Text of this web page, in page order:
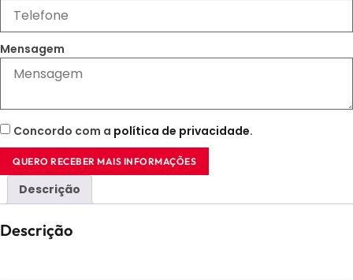
Mensagem
Concordo com a política de privacidade.
QUERO RECEBER MAIS INFORMAÇÕES
Descrição
Descrição